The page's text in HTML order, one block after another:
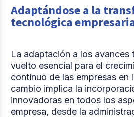
Adaptándose a la
tecnológica
La adaptación a los avances
vuelto esencial para el
continuo de las empresas en
cambio implica la
innovadoras en todos los
empresa, desde la